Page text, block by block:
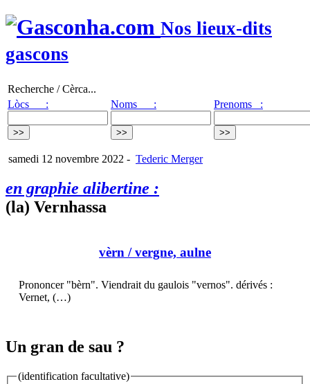
Nos lieux-dits
gascons
Recherche / Cèrca...
Lòcs :
Noms : Prenoms :
samedi 12 novembre 2022 - Tederic Merger
en graphie alibertine :
(la) Vernhassa
vèrn / vergne, aulne
Prononcer "bèrn". Viendrait du gaulois "vernos". dérivés :
Vernet, (…)
Un gran de sau ?
(identification facultative)